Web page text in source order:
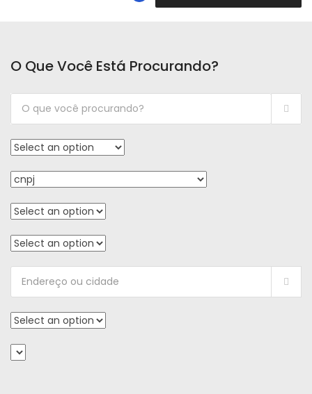
O Que Você Está Procurando?